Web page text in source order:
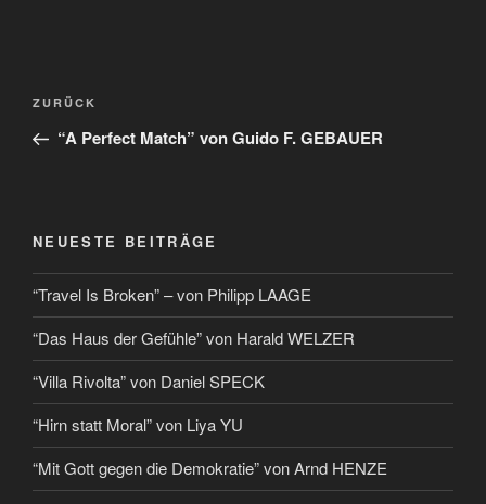
ZURÜCK
“A Perfect Match” von Guido F. GEBAUER
NEUESTE BEITRÄGE
“Travel Is Broken” – von Philipp LAAGE
“Das Haus der Gefühle” von Harald WELZER
“Villa Rivolta” von Daniel SPECK
“Hirn statt Moral” von Liya YU
“Mit Gott gegen die Demokratie” von Arnd HENZE